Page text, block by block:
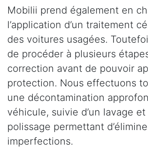
Mobilii prend également en
l’application d’un traitement
des voitures usagées.
de procéder à plusieurs
correction avant de pouvoir
protection. Nous effectuons
une décontamination
véhicule, suivie d’un lavage et
polissage permettant
imperfections.